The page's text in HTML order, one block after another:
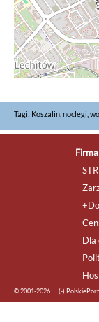
Tagi: Koszalin , noclegi,
Firma
Dla
© 2001-2026 (-)